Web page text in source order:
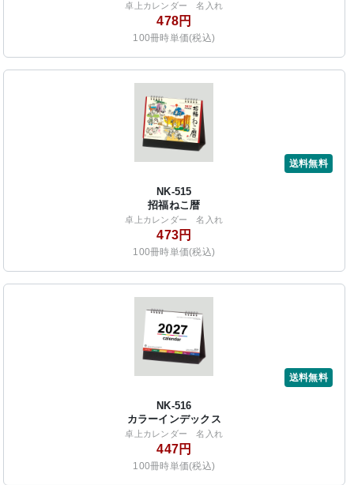
卓上カレンダー 名入れ
478円
100冊時単価(税込)
送料無料
NK-515
招福ねこ暦
卓上カレンダー 名入れ
473円
100冊時単価(税込)
送料無料
NK-516
カラーインデックス
卓上カレンダー 名入れ
447円
100冊時単価(税込)